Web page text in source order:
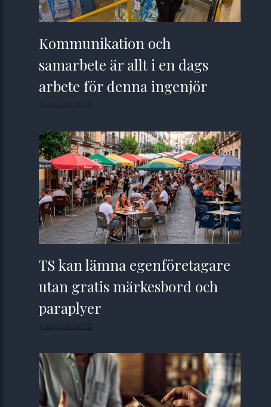
Kommunikation och
samarbete är allt i en dags
arbete för denna ingenjör
7 augusti 2026
TS kan lämna egenföretagare
utan gratis märkesbord och
paraplyer
7 augusti 2026